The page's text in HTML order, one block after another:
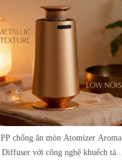
PP chống ăn mòn Atomizer Aroma
Diffuser với công nghệ khuếch tán